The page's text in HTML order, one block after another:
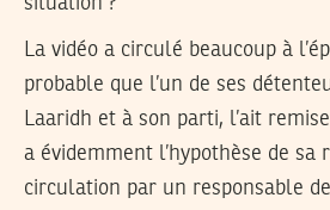
La vidéo a circulé beaucoup à
probable que l’un de ses
Laaridh et à son parti, l’ait
a évidemment l’hypothèse de sa
circulation par un responsable